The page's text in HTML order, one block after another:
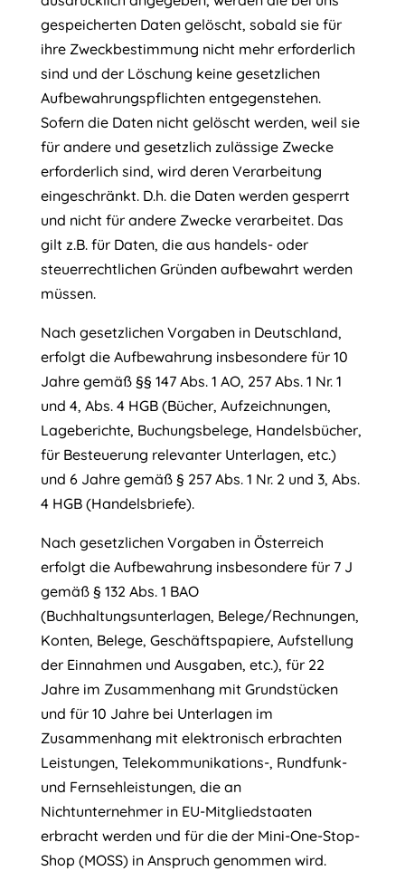
gespeicherten Daten gelöscht, sobald sie für
ihre Zweckbestimmung nicht mehr erforderlich
sind und der Löschung keine gesetzlichen
Aufbewahrungspflichten entgegenstehen.
Sofern die Daten nicht gelöscht werden, weil sie
für andere und gesetzlich zulässige Zwecke
erforderlich sind, wird deren Verarbeitung
eingeschränkt. D.h. die Daten werden gesperrt
und nicht für andere Zwecke verarbeitet. Das
gilt z.B. für Daten, die aus handels- oder
steuerrechtlichen Gründen aufbewahrt werden
müssen.
Nach gesetzlichen Vorgaben in Deutschland,
erfolgt die Aufbewahrung insbesondere für 10
Jahre gemäß §§ 147 Abs. 1 AO, 257 Abs. 1 Nr. 1
und 4, Abs. 4 HGB (Bücher, Aufzeichnungen,
Lageberichte, Buchungsbelege, Handelsbücher,
für Besteuerung relevanter Unterlagen, etc.)
und 6 Jahre gemäß § 257 Abs. 1 Nr. 2 und 3, Abs.
4 HGB (Handelsbriefe).
Nach gesetzlichen Vorgaben in Österreich
erfolgt die Aufbewahrung insbesondere für 7 J
gemäß § 132 Abs. 1 BAO
(Buchhaltungsunterlagen, Belege/Rechnungen,
Konten, Belege, Geschäftspapiere, Aufstellung
der Einnahmen und Ausgaben, etc.), für 22
Jahre im Zusammenhang mit Grundstücken
und für 10 Jahre bei Unterlagen im
Zusammenhang mit elektronisch erbrachten
Leistungen, Telekommunikations-, Rundfunk-
und Fernsehleistungen, die an
Nichtunternehmer in EU-Mitgliedstaaten
erbracht werden und für die der Mini-One-Stop-
Shop (MOSS) in Anspruch genommen wird.